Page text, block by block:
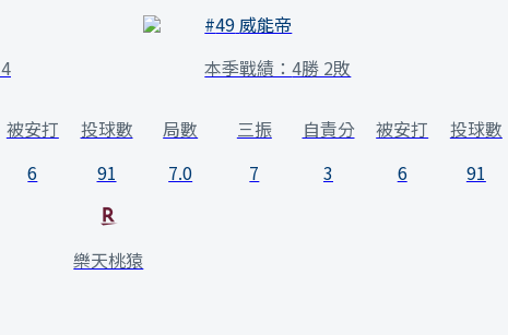
4
被安打
6
投球數
91
#49威能帝
本季戰績：4勝 2敗
局數
7.0
三振
7
自責分
3
被安打
6
投球數
91
樂天桃猿